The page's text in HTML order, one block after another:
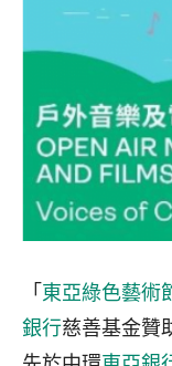
「東亞綠色藝術
銀行慈善基金贊